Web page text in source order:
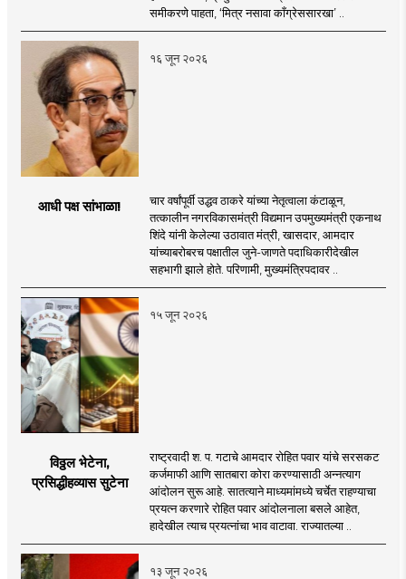
समीकरणे पाहता, ‘मित्र नसावा काँग्रेससारखा’ ..
१६ जून २०२६
आधी पक्ष सांभाळा!
चार वर्षांपूर्वी उद्धव ठाकरे यांच्या नेतृत्वाला कंटाळून,
तत्कालीन नगरविकासमंत्री विद्यमान उपमुख्यमंत्री एकनाथ
शिंदे यांनी केलेल्या उठावात मंत्री, खासदार, आमदार
यांच्याबरोबरच पक्षातील जुने-जाणते पदाधिकारीदेखील
सहभागी झाले होते. परिणामी, मुख्यमंत्रिपदावर ..
१५ जून २०२६
विठ्ठल भेटेना,
प्रसिद्धीहव्यास सुटेना
राष्ट्रवादी श. प. गटाचे आमदार रोहित पवार यांचे सरसकट
कर्जमाफी आणि सातबारा कोरा करण्यासाठी अन्नत्याग
आंदोलन सुरू आहे. सातत्याने माध्यमांमध्ये चर्चेत राहण्याचा
प्रयत्न करणारे रोहित पवार आंदोलनाला बसले आहेत,
हादेखील त्याच प्रयत्नांचा भाव वाटावा. राज्यातल्या ..
१३ जून २०२६